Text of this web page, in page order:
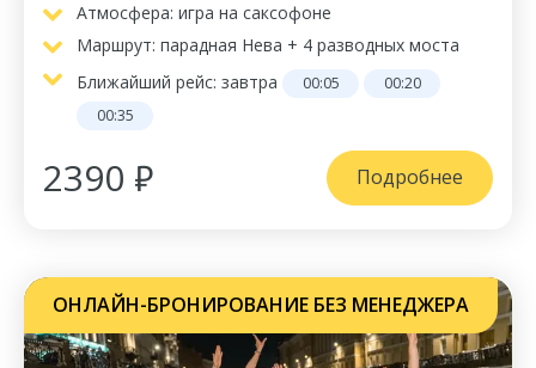
Атмосфера: игра на саксофоне
Маршрут: парадная Нева + 4 разводных моста
Ближайший рейс: завтра 00:05
00:20
00:35
2390 ₽ Подробнее
ОНЛАЙН-БРОНИРОВАНИЕ БЕЗ МЕНЕДЖЕРА